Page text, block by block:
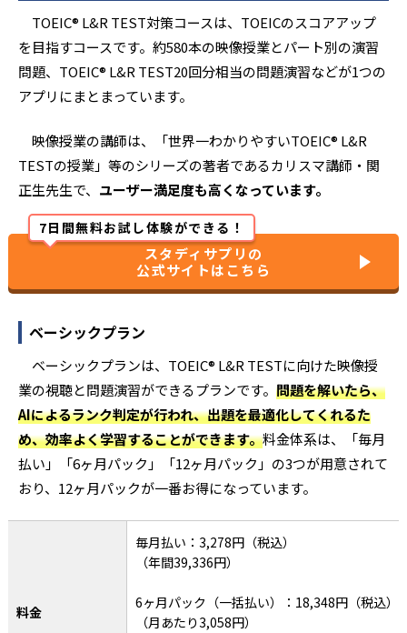
TOEIC®︎ L&R TEST対策コースは、TOEICのスコアアップ
を目指すコースです。約580本の映像授業とパート別の演習
問題、TOEIC® L&R TEST20回分相当の問題演習などが1つの
アプリにまとまっています。
映像授業の講師は、「世界一わかりやすいTOEIC® L&R
TESTの授業」等のシリーズの著者であるカリスマ講師・関
正生先生で、 ユーザー満足度も高くなっています。
7日間無料お試し体験ができる！
スタディサプリの
公式サイトはこちら
ベーシックプラン
ベーシックプランは、TOEIC®︎ L&R TESTに向けた映像授
業の視聴と問題演習ができるプランです。 問題を解いたら、
AIによるランク判定が行われ、出題を最適化してくれるた
め、効率よく学習することができます。料金体系は、「毎月
払い」「6ヶ月パック」「12ヶ月パック」の3つが用意されて
おり、12ヶ月パックが一番お得になっています。
料金
毎月払い：3,278円（税込）
（年間39,336円）
6ヶ月パック（一括払い）：18,348円（税込）
（月あたり3,058円）